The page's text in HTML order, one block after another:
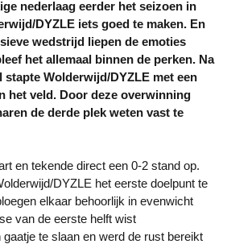
DYZLE iets goed te maken. En
wedstrijd liepen de emoties
het allemaal binnen de perken. Na
Wolderwijd/DYZLE met een
het veld. Door deze overwinning
de derde plek weten vast te
en tekende direct een 0-2 stand op.
DYZLE het eerste doelpunt te
elkaar behoorlijk in evenwicht
van de eerste helft wist
te slaan en werd de rust bereikt